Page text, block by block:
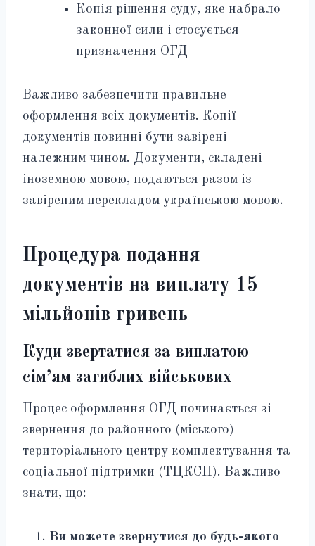
Копія рішення суду, яке набрало
законної сили і стосується
призначення ОГД
Важливо забезпечити правильне
оформлення всіх документів. Копії
документів повинні бути завірені
належним чином. Документи, складені
іноземною мовою, подаються разом із
завіреним перекладом українською мовою.
Процедура подання
документів на виплату 15
мільйонів гривень
Куди звертатися за виплатою
сім’ям загиблих військових
Процес оформлення ОГД починається зі
звернення до районного (міського)
територіального центру комплектування та
соціальної підтримки (ТЦКСП). Важливо
знати, що:
Ви можете звернутися до будь-якого